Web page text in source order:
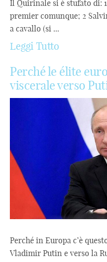
Il Quirinale si è stufato di:
premier comunque; 2
a cavallo (si ...
Leggi Tutto
Perché le élite
viscerale verso
Perché in Europa c’è
Vladimir Putin e verso la